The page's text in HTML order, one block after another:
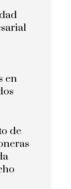
en
de